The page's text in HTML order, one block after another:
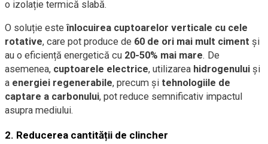
o izolație termică slabă.
O soluție esteînlocuirea cuptoarelor verticale cu cele
rotative, care pot produce de 60 de ori mai mult ciment și
au o eficiență energetică cu 20-50% mai mare. De
asemenea, cuptoarele electrice, utilizarea hidrogenului și
a energiei regenerabile, precum și tehnologiile de
captare a carbonului, pot reduce semnificativ impactul
asupra mediului.
2. Reducerea cantității de clincher